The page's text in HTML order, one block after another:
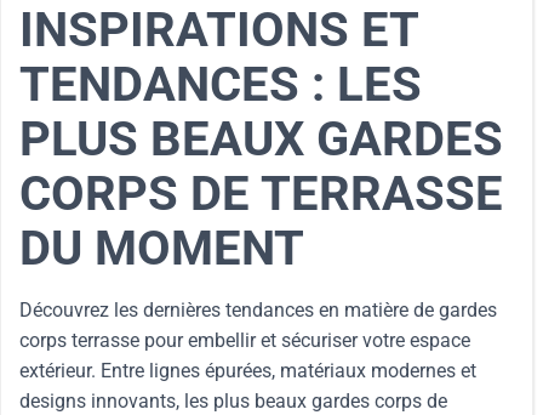
INSPIRATIONS ET
TENDANCES : LES
PLUS BEAUX GARDES
CORPS DE TERRASSE
DU MOMENT
Découvrez les dernières tendances en matière de gardes
corps terrasse pour embellir et sécuriser votre espace
extérieur. Entre lignes épurées, matériaux modernes et
designs innovants, les plus beaux gardes corps de